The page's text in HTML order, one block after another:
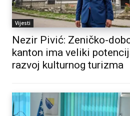
Vijesti
Nezir Pivić: Zeničko-
kanton ima veliki
razvoj kulturnog turizma